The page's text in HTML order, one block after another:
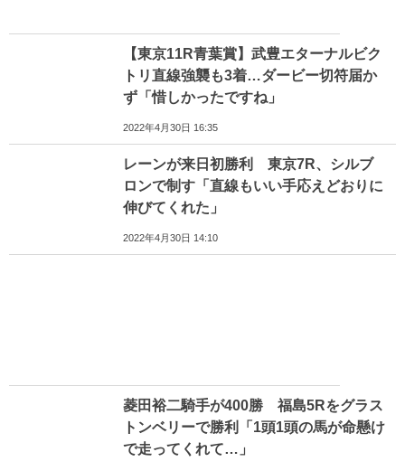
【東京11R青葉賞】武豊エターナルビク
トリ直線強襲も3着…ダービー切符届か
ず「惜しかったですね」
2022年4月30日 16:35
レーンが来日初勝利 東京7R、シルブ
ロンで制す「直線もいい手応えどおりに
伸びてくれた」
2022年4月30日 14:10
菱田裕二騎手が400勝 福島5Rをグラス
トンベリーで勝利「1頭1頭の馬が命懸け
で走ってくれて…」